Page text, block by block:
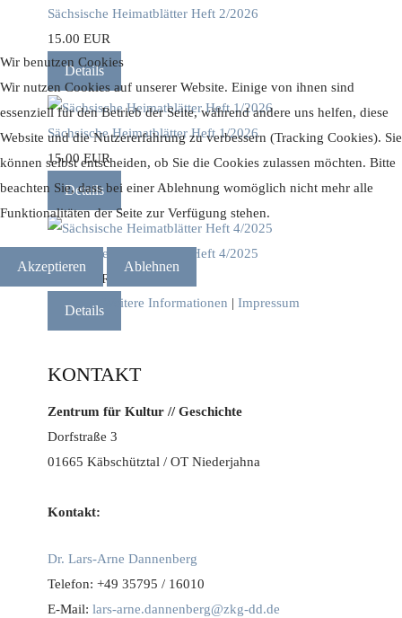
Sächsische Heimatblätter Heft 2/2026
15.00 EUR
Details
Sächsische Heimatblätter Heft 1/2026
15.00 EUR
Details
Sächsische Heimatblätter Heft 4/2025
15.00 EUR
Details
KONTAKT
Zentrum für Kultur // Geschichte
Dorfstraße 3
01665 Käbschütztal / OT Niederjahna
Kontakt:
Dr. Lars-Arne Dannenberg
Telefon: +49 35795 / 16010
E-Mail: lars-arne.dannenberg@zkg-dd.de
Wir benutzen Cookies
Wir nutzen Cookies auf unserer Website. Einige von ihnen sind
essenziell für den Betrieb der Seite, während andere uns helfen, diese
Website und die Nutzererfahrung zu verbessern (Tracking Cookies). Sie
können selbst entscheiden, ob Sie die Cookies zulassen möchten. Bitte
beachten Sie, dass bei einer Ablehnung womöglich nicht mehr alle
Funktionalitäten der Seite zur Verfügung stehen.
Akzeptieren Ablehnen
Weitere Informationen | Impressum